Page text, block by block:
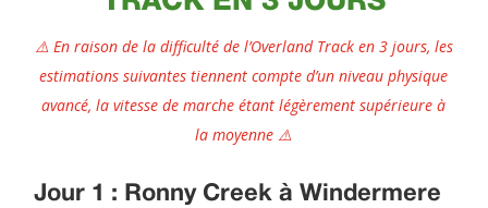
⚠️ En raison de la difficulté de l’Overland Track en 3 jours, les
estimations suivantes tiennent compte d’un niveau physique
avancé, la vitesse de marche étant légèrement supérieure à
la moyenne ⚠️
Jour 1 : Ronny Creek à Windermere